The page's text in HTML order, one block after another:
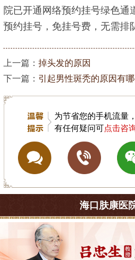
院已开通网络预约挂号绿色通
预约挂号，免挂号费，无需排
上一篇： 掉头发的原因
下一篇： 引起男性斑秃的原因有
为节省您的手机流量
有任何疑问可点击咨
海口肤康医